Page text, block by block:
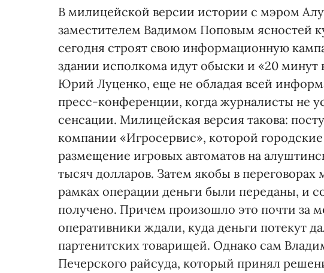
В милицейской версии истории с мэром
заместителем Вадимом Поповым ясностей
сегодня строят свою информационную
здании исполкома идут обыски и «20 минут
Юрий Луценко, еще не обладая всей
пресс-конференции, когда журналисты не
сенсации. Мили­цейская версия такова:
компании «Игросервис», которой
размещение игровых автоматов на
тысяч долларов. Затем якобы в
рамках операции деньги были переданы, и
получено. Причем произошло это почти за
оперативники ждали, куда деньги потекут
партенитских товарищей. Однако сам
Печерского райсуда, который принял